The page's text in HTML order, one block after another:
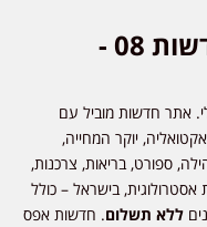
חדשות אפס שמונה | חדשות 08 -
אתר חדשות מוביל עם
יוקר המחייה,
ספורט, בריאות, צרכנות,
אסטרולוגית, בישראל – כולל
ללא תשלום. חדשות אפס